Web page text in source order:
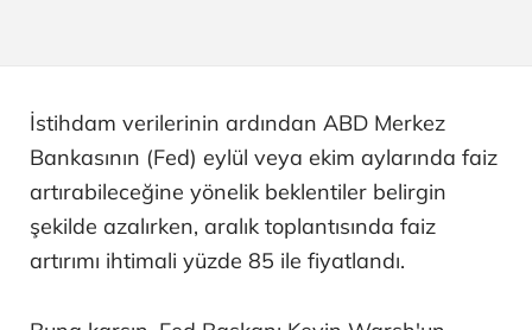
İstihdam verilerinin ardından ABD Merkez
Bankasının (Fed) eylül veya ekim aylarında faiz
artırabileceğine yönelik beklentiler belirgin
şekilde azalırken, aralık toplantısında faiz
artırımı ihtimali yüzde 85 ile fiyatlandı.